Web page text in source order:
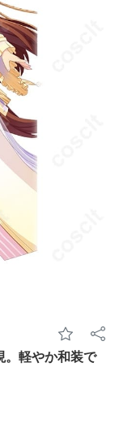
。軽やか和装で